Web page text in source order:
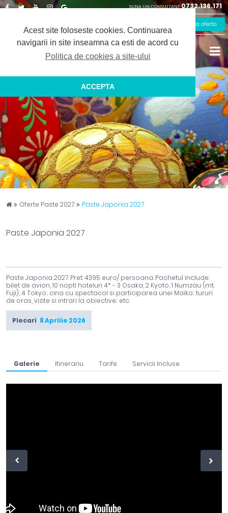
Acest site foloseste cookies. Continuarea
navigarii in site inseamna ca esti de acord cu
Politica de cookies a site-ului
ACCEPTA
Captain Travel
Oferte Paste 2027 Paste Japonia 2027
Paste Japonia 2027
Paste Japonia 2027. Pret: 4395 euro/ persoana. Pachetul include:
bilet de avion, 10 nopti hoteluri 4* - 3 Osaka, 2 Kyoto, 1 Numzau (mt.
Fuji), 4 Tokyo; cina cu spectacol si participarea unei Maiko; tururi
de oras, vizite si intrari la obiective; etc.
Plecari 8 Aprilie 2026
Galerie Itinerariu Tarife Servicii Incluse
SUNA UN CONSULTANT0732.136.171
Plus
Solicita oferta